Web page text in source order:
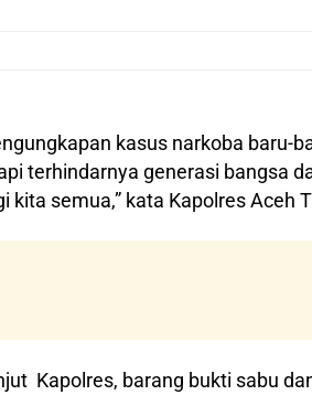
kasus narkoba baru-
terhindarnya generasi bangsa
kita semua,” kata Kapolres Aceh
Kapolres, barang bukti sabu